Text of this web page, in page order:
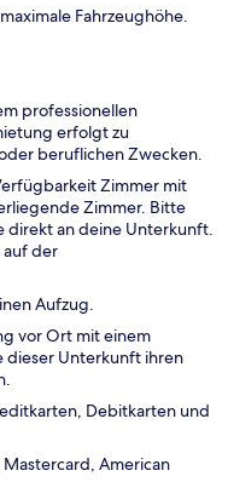
Fahrzeughöhe.
professionellen
erfolgt zu
beruflichen Zwecken.
Zimmer mit
Zimmer. Bitte
direkt an deine Unterkunft.
auf der
Aufzug.
vor Ort mit einem
dieser Unterkunft ihren
Debitkarten und
American